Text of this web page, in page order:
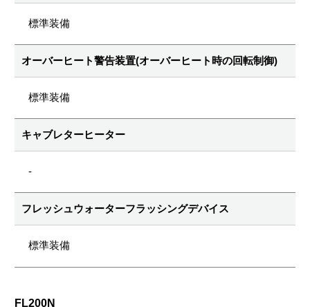
標準装備
オーバーヒート警告装置(オーバーヒート時の回転制御)
標準装備
キャブレターヒーター
-
フレッシュウォーターフラッシングデバイス
標準装備
FL200N